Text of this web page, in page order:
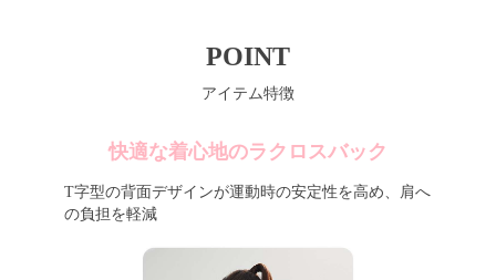
POINT
アイテム特徴
快適な着心地のラクロスバック
T字型の背面デザインが運動時の安定性を高め、肩へ
の負担を軽減